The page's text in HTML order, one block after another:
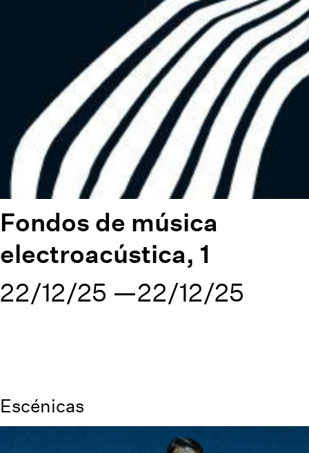
Fondos de música
electroacústica, 1
22/12/25
22/12/25
Escénicas